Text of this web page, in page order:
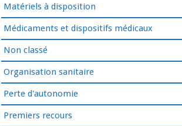
Matériels à disposition
Médicaments et dispositifs médicaux
Non classé
Organisation sanitaire
Perte d'autonomie
Premiers recours